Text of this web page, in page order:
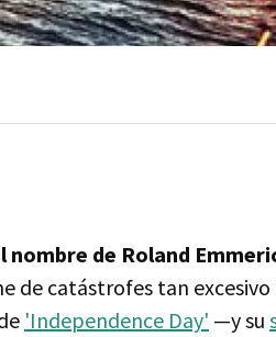
nombre de Roland
de catástrofes tan
'Independence Day' —y su